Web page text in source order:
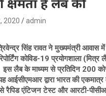
2020 admin
सिंह रावत ने मुख्यमंत्री
कोविड-19 प्रयोगशाला (मित्र
लैब के माध्यम से प्रतिदिन 200
आईसीएमआर द्वारा भारत की
रैपिड एंटिजन टेस्ट और आरटी-